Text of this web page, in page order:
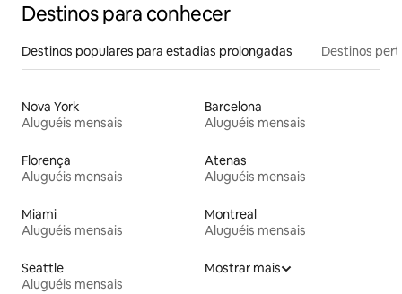
Destinos para conhecer
Destinos populares para estadias prolongadas Destinos
Nova York
Aluguéis mensais
Barcelona
Aluguéis mensais
Florença
Aluguéis mensais
Atenas
Aluguéis mensais
Miami
Aluguéis mensais
Montreal
Aluguéis mensais
Seattle
Aluguéis mensais
Mostrar mais